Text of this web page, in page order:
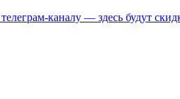
каналу — здесь будут